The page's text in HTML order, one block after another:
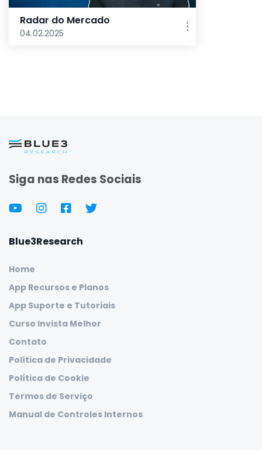
Radar do Mercado
04.02.2025
Siga nas Redes Sociais
Blue3Research
Home
App Recursos e Planos
App Suporte e Tutoriais
Curso Invista Melhor
Contato
Política de Privacidade
Política de Cookie
Termos de Serviço
Manual de Controles Internos